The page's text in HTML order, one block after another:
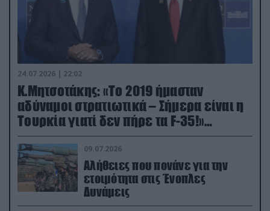
24.07.2026 | 22:02
Κ.Μητσοτάκης: «Το 2019 ήμασταν
αδύναμοι στρατιωτικά – Σήμερα είναι η
Τουρκία γιατί δεν πήρε τα F-35!»
(βίντεο)
09.07.2026
Αλήθειες που πονάνε για την
ετοιμότητα στις Ένοπλες
Δυνάμεις